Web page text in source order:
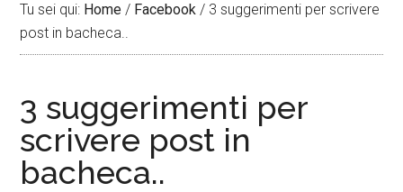
Tu sei qui: Home / Facebook / 3 suggerimenti per scrivere
post in bacheca..
3 suggerimenti per
scrivere post in
bacheca..